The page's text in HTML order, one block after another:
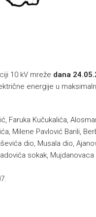
10 kV mreže dana
energije u
Faruka Kučukalića,
Milene Pavlović Barili,
dio, Musala dio,
sokak,